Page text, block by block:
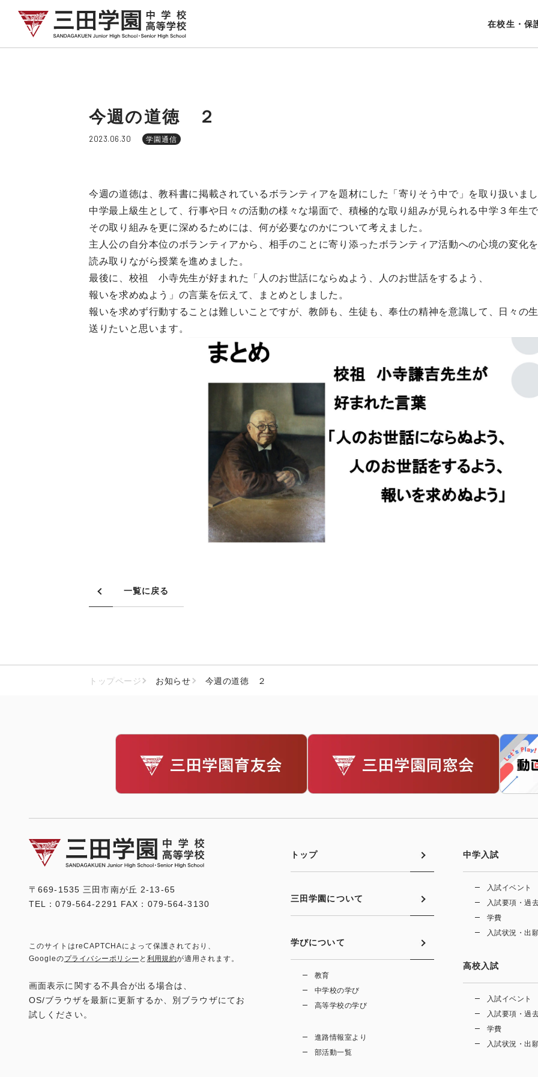
在校生・保
今週の道徳 ２
2023.06.30 学園通信
今週の道徳は、教科書に掲載されているボランティアを題材にした「寄りそう中で」を取り扱いま
中学最上級生として、行事や日々の活動の様々な場面で、積極的な取り組みが見られる中学３年生
その取り組みを更に深めるためには、何が必要なのかについて考えました。
主人公の自分本位のボランティアから、相手のことに寄り添ったボランティア活動への心境の変化を
読み取りながら授業を進めました。
最後に、校祖 小寺先生が好まれた「人のお世話にならぬよう、人のお世話をするよう、
報いを求めぬよう」の言葉を伝えて、まとめとしました。
報いを求めず行動することは難しいことですが、教師も、生徒も、奉仕の精神を意識して、日々の
送りたいと思います。
一覧に戻る
トップページ お知らせ 今週の道徳 ２
〒669-1535 三田市南が丘 2-13-65
TEL：079-564-2291 FAX：079-564-3130
このサイトはreCAPTCHAによって保護されており、
Googleのプライバシーポリシー と 利用規約が適用されます。
画面表示に関する不具合が出る場合は、
OS/ブラウザを最新に更新するか、別ブラウザにてお
試しください。
トップ
三田学園について
学びについて
教育
中学校の学び
高等学校の学び
進路情報室より
部活動一覧
中学入試
入試イベント
入試要項・過
学費
入試状況・出
高校入試
入試イベント
入試要項・過
学費
入試状況・出